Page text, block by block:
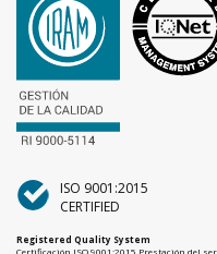
ISO 9001:2015
CERTIFIED
Registered Quality System